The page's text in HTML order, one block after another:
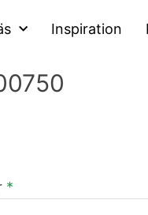
Inspiration
*